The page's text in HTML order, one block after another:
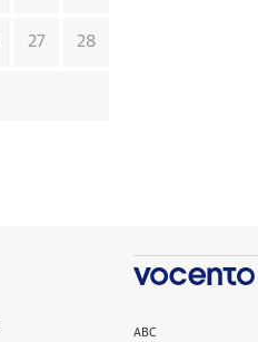
27 28
ABC